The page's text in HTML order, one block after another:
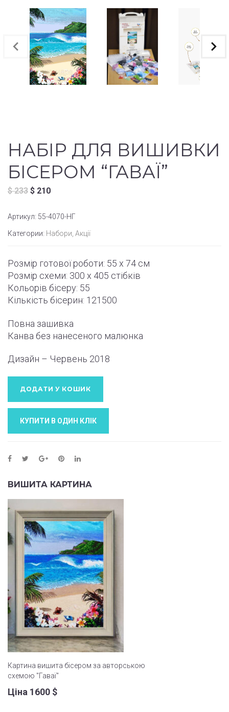
НАБІР ДЛЯ ВИШИВКИ
БІСЕРОМ “ГАВАЇ”
$233 $ 210
Артикул: 55-4070-НГ
Категории: Набори, Акції
Розмір готової роботи: 55 x 74 см
Розмір схеми: 300 x 405 стібків
Кольорів бісеру: 55
Кількість бісерин: 121500
Повна зашивка
Канва без нанесеного малюнка
Дизайн – Червень 2018
ДОДАТИ У КОШИК
КУПИТИ В ОДИН КЛIК
ВИШИТА КАРТИНА
Картина вишита бісером за авторською
схемою "Гаваї"
Ціна 1600 $